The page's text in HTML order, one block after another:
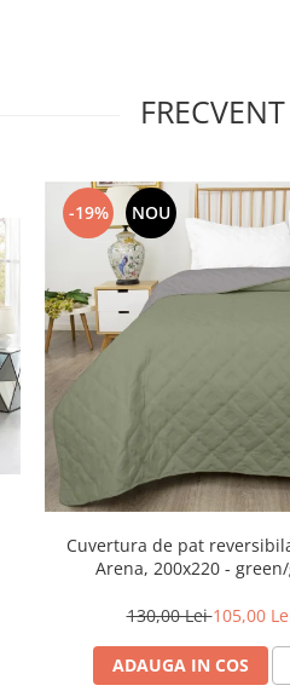
-19% NOU
Cuvertura de pat
Arena, 200x220 -
130,00 Lei105,00
ADAUGA IN COS